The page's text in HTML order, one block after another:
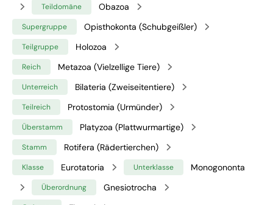
Teildomäne Obazoa
Supergruppe Opisthokonta (Schubgeißler)
Teilgruppe Holozoa
Reich Metazoa (Vielzellige Tiere)
Unterreich Bilateria (Zweiseitentiere)
Teilreich Protostomia (Urmünder)
Überstamm Platyzoa (Plattwurmartige)
Stamm Rotifera (Rädertierchen)
Klasse Eurotatoria Unterklasse Monogononta
Überordnung Gnesiotrocha